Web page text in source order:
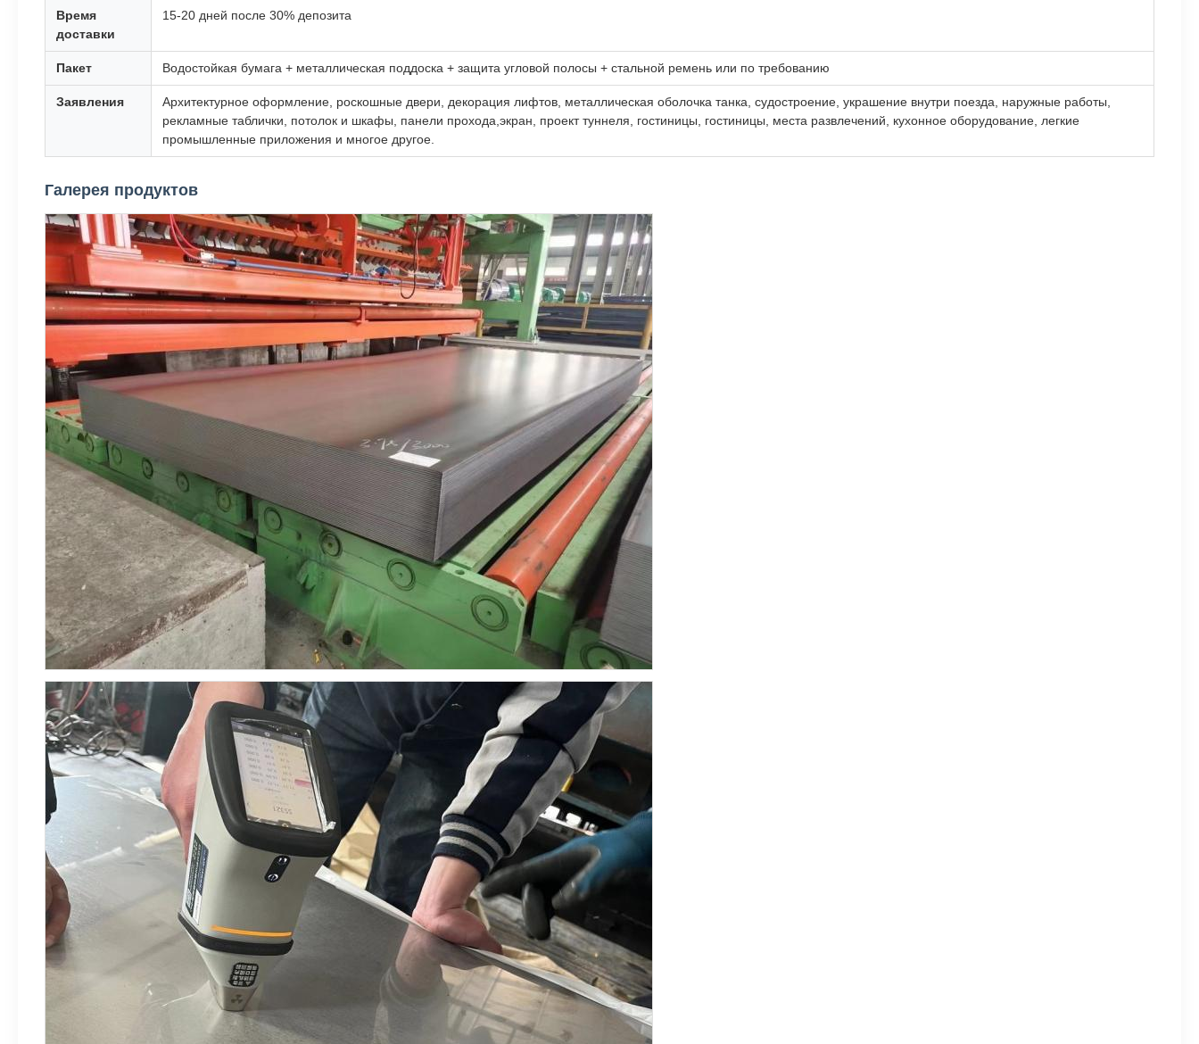
Время
доставки
15-20 дней после 30% депозита
Пакет Водостойкая бумага + металлическая поддоска + защита угловой полосы + стальной ремень или по требованию
Заявления
Архитектурное оформление, роскошные двери, декорация лифтов, металлическая оболочка танка, судостроение, украшение внутри поезда, наружные работы,
рекламные таблички, потолок и шкафы, панели прохода,экран, проект туннеля, гостиницы, гостиницы, места развлечений, кухонное оборудование, легкие
промышленные приложения и многое другое.
Галерея продуктов